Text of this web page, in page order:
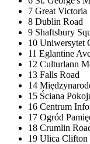
7 Great Victoria
8 Dublin Road
9 Shaftsbury
10 Uniwersytet
11 Eglantine
12 Culturlann
13 Falls Road
14
15 Ściana
16 Centrum
17 Ogród
18 Crumlin
19 Ulica Clifton